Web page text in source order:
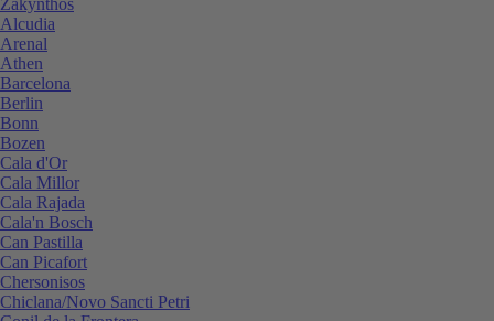
Alcudia
Arenal
Athen
Barcelona
Berlin
Bonn
Bozen
Cala d'Or
Cala Millor
Cala Rajada
Cala'n Bosch
Can Pastilla
Can Picafort
Chersonisos
Chiclana/Novo Sancti Petri